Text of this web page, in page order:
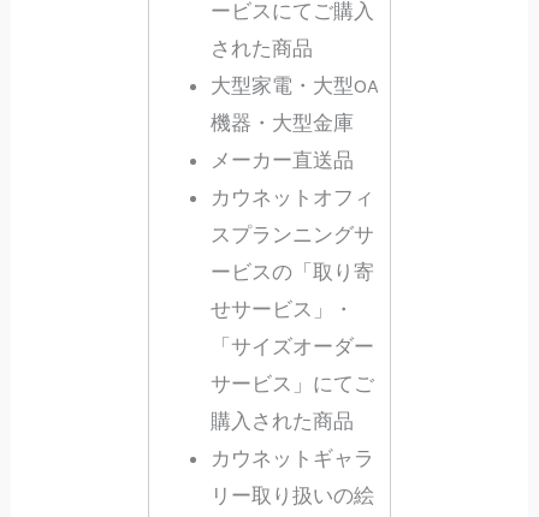
ービスにてご購入
された商品
大型家電・大型OA
機器・大型金庫
メーカー直送品
カウネットオフィ
スプランニングサ
ービスの「取り寄
せサービス」・
「サイズオーダー
サービス」にてご
購入された商品
カウネットギャラ
リー取り扱いの絵